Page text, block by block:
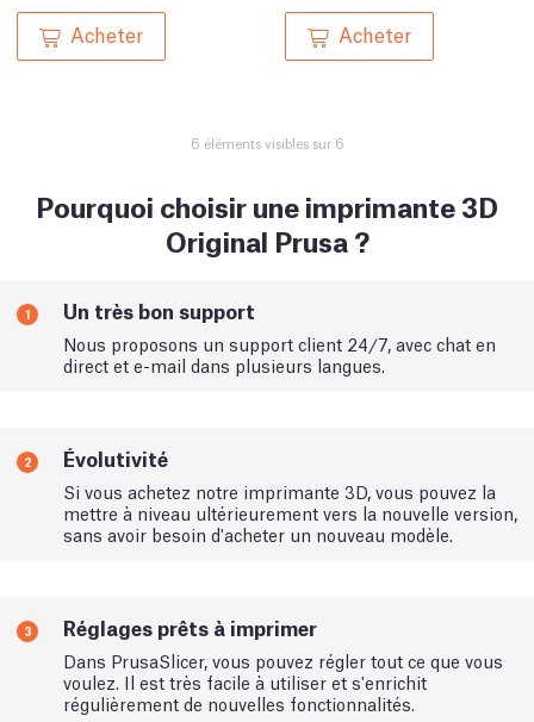
Acheter Acheter
6 éléments visibles sur 6
Pourquoi choisir une imprimante 3D
Original Prusa ?
1 Un très bon support
Nous proposons un support client 24/7, avec chat en
direct et e-mail dans plusieurs langues.
2 Évolutivité
Si vous achetez notre imprimante 3D, vous pouvez la
mettre à niveau ultérieurement vers la nouvelle version,
sans avoir besoin d'acheter un nouveau modèle.
3 Réglages prêts à imprimer
Dans PrusaSlicer, vous pouvez régler tout ce que vous
voulez. Il est très facile à utiliser et s'enrichit
régulièrement de nouvelles fonctionnalités.